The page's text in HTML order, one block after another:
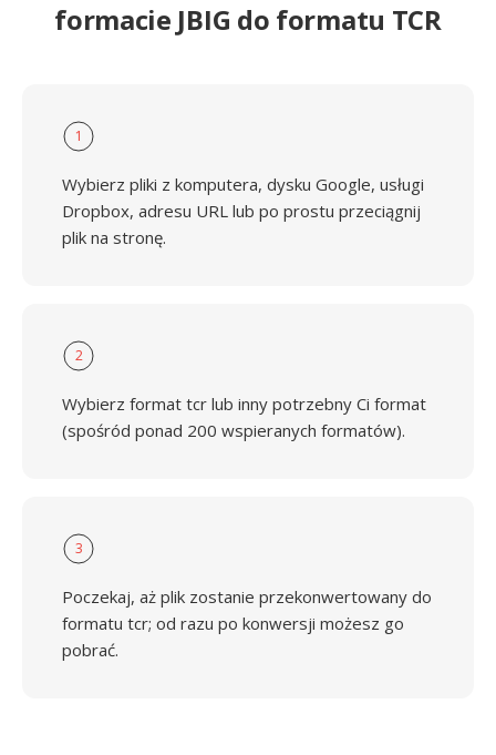
formacie JBIG do formatu TCR
1
Wybierz pliki z komputera, dysku Google, usługi
Dropbox, adresu URL lub po prostu przeciągnij
plik na stronę.
2
Wybierz format tcr lub inny potrzebny Ci format
(spośród ponad 200 wspieranych formatów).
3
Poczekaj, aż plik zostanie przekonwertowany do
formatu tcr; od razu po konwersji możesz go
pobrać.